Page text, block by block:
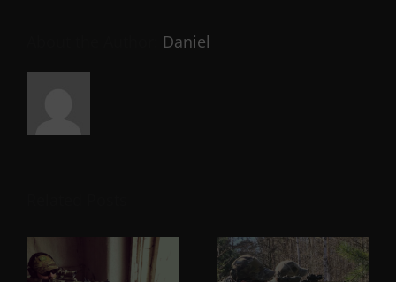
Daniel